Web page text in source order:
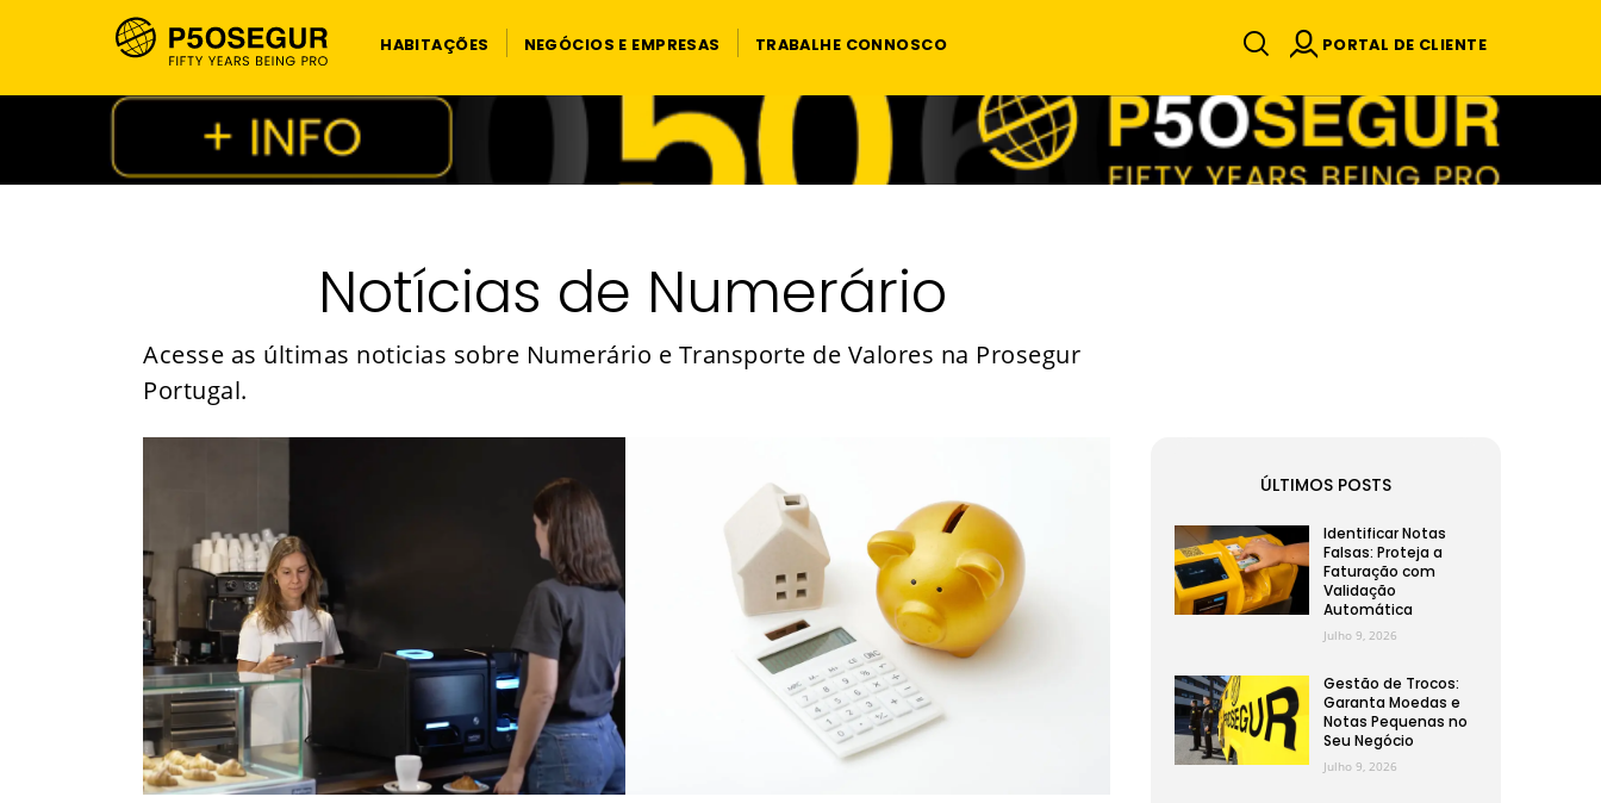
HABITAÇÕES NEGÓCIOS E EMPRESAS TRABALHE CONNOSCO PORTAL DE CLIENTE
Notícias de Numerário
Acesse as últimas noticias sobre Numerário e Transporte de Valores na Prosegur
Portugal.
ÚLTIMOS POSTS
Identificar Notas
Falsas: Proteja a
Faturação com
Validação
Automática
Julho 9, 2026
Gestão de Trocos:
Garanta Moedas e
Notas Pequenas no
Seu Negócio
Julho 9, 2026